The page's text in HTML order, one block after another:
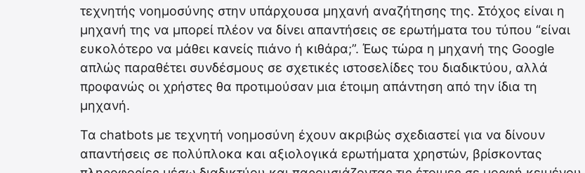
τεχνητής νοημοσύνης στην υπάρχουσα μηχανή αναζήτησης της. Στόχος είναι η
μηχανή της να μπορεί πλέον να δίνει απαντήσεις σε ερωτήματα του τύπου “είναι
ευκολότερο να μάθει κανείς πιάνο ή κιθάρα;”. Έως τώρα η μηχανή της Google
απλώς παραθέτει συνδέσμους σε σχετικές ιστοσελίδες του διαδικτύου, αλλά
προφανώς οι χρήστες θα προτιμούσαν μια έτοιμη απάντηση από την ίδια τη
μηχανή.
Τα chatbots με τεχνητή νοημοσύνη έχουν ακριβώς σχεδιαστεί για να δίνουν
απαντήσεις σε πολύπλοκα και αξιολογικά ερωτήματα χρηστών, βρίσκοντας